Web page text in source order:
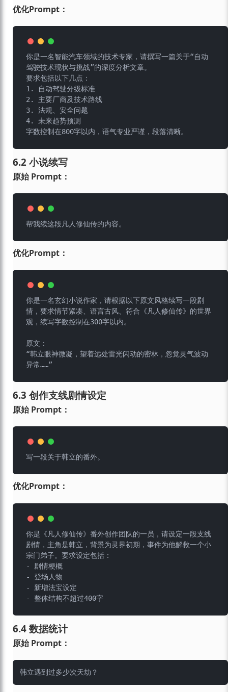
优化Prompt：
你是一名智能汽车领域的技术专家，请撰写一篇关于“自动
驾驶技术现状与挑战”的深度分析文章。
要求包括以下几点：
1. 自动驾驶分级标准
2. 主要厂商及技术路线
3. 法规、安全问题
4. 未来趋势预测
6.2 小说续写
原始 Prompt：
优化Prompt：
你是一名玄幻小说作家，请根据以下原文风格续写一段剧
情，要求情节紧凑、语言古风、符合《凡人修仙传》的世界
观，续写字数控制在300字以内。
原文：
“韩立眼神微凝，望着远处雷光闪动的密林，忽觉灵气波动
6.3 创作支线剧情设定
原始 Prompt：
优化Prompt：
你是《凡人修仙传》番外创作团队的一员，请设定一段支线
剧情，主角是韩立，背景为灵界初期，事件为他解救一个小
宗门弟子。要求设定包括：
- 剧情梗概
- 登场人物
- 新增法宝设定
6.4 数据统计
原始 Prompt：